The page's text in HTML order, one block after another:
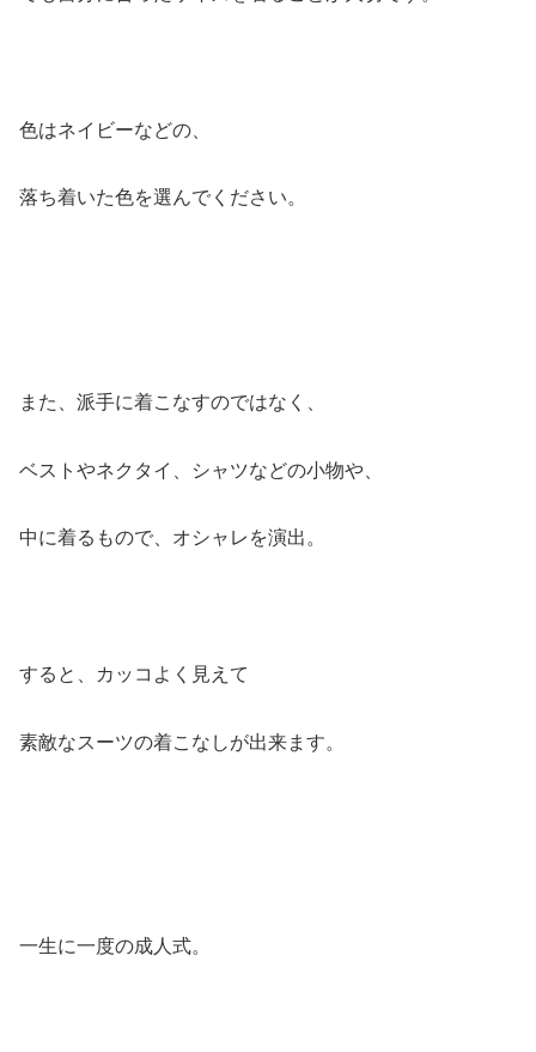
色はネイビーなどの、
落ち着いた色を選んでください。
また、派手に着こなすのではなく、
ベストやネクタイ、シャツなどの小物や、
中に着るもので、オシャレを演出。
すると、カッコよく見えて
素敵なスーツの着こなしが出来ます。
一生に一度の成人式。